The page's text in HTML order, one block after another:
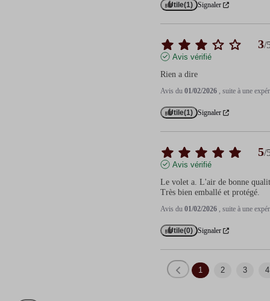
Utile(1) Signaler
3/
Avis vérifié
Rien a dire
Avis du01/02/2026 , suite à une
Utile(1) Signaler
5/
Avis vérifié
Le volet a. L'air de bonne
Très bien emballé et protégé.
Avis du01/02/2026 , suite à une
Utile(0) Signaler
1 2 3 4